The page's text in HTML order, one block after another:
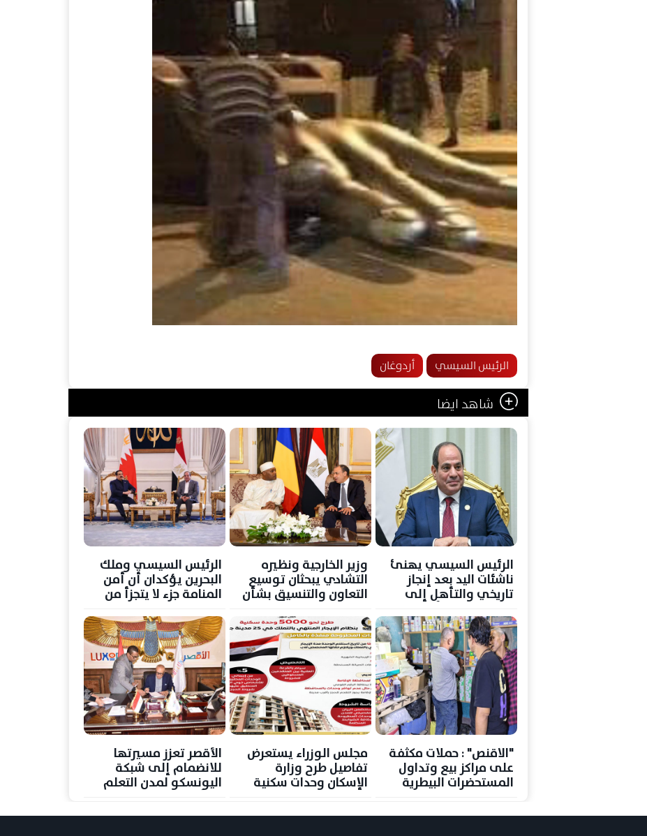
الرئيس السيسي أردوغان
شاهد ايضا
الرئيس السيسي يهنئ
ناشئات اليد بعد إنجاز
تاريخي والتأهل إلى
وزير الخارجية ونظيره
التشادي يبحثان توسيع
التعاون والتنسيق بشأن
الرئيس السيسي وملك
البحرين يؤكدان أن أمن
المنامة جزء لا يتجزأ من
"الاقنص" : حملات مكثفة
على مراكز بيع وتداول
المستحضرات البيطرية
مجلس الوزراء يستعرض
تفاصيل طرح وزارة
الإسكان وحدات سكنية
الأقصر تعزز مسيرتها
للانضمام إلى شبكة
اليونسكو لمدن التعلم